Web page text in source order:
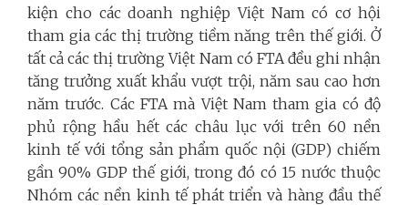
kiện cho các doanh nghiệp Việt Nam có cơ hội
tham gia các thị trường tiềm năng trên thế giới. Ở
tất cả các thị trường Việt Nam có FTA đều ghi nhận
tăng trưởng xuất khẩu vượt trội, năm sau cao hơn
năm trước. Các FTA mà Việt Nam tham gia có độ
phủ rộng hầu hết các châu lục với trên 60 nền
kinh tế với tổng sản phẩm quốc nội (GDP) chiếm
gần 90% GDP thế giới, trong đó có 15 nước thuộc
Nhóm các nền kinh tế phát triển và hàng đầu thế